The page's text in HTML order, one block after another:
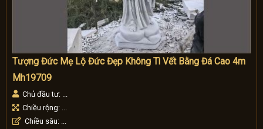
Tượng Đức Mẹ Lộ Đức Đẹp Không Tì Vết Bằng Đá Cao 4m
Mh19709
Chủ đầu tư: ...
Chiều rộng: ...
Chiều sâu: ...